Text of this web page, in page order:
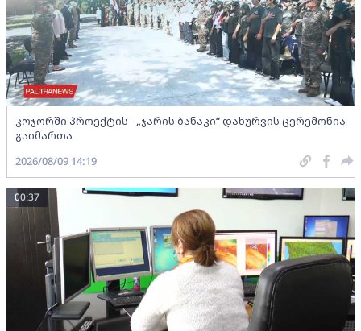
კოჯორში პროექტის - „ჯარის ბანაკი“ დახურვის ცერემონია
გაიმართა
2026/08/09 14:19
00:37